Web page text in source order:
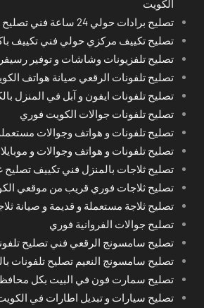
الكويت
تصليح برادات حولي 24 ساعة فني تصليح برادات باكستاني
تصليح تكييف مركزي حولي فني تكييف
تصليح تلفزيونات وشاشات و توفير
تصليح تلفونات الرقعي صيانة هواتف
تصليح تلفونات ايفون و آبل في المنزل
تصليح تلفونات جوالات الكويت فوري
تصليح تلفونات و هواتف وجوالات
تصليح تلفونات و هواتف وجوالات و
تصليح ثلاجات بالمنزل فني تكييف تصليح
تصليح ثلاجات فوري قريب من موقعي
تصليح ثلاجة مستعملة و قديمة و صيانة
تصليح جوالات الفروانية فوري
تصليح سامسونج الرقعي فني تصليح
تصليح سامسونج النعيم تصليح تلفونات
تصليح سمارت فون في البيت بكل محافظات
تصليح سيارات و تبديل اطارات في الكويت 24